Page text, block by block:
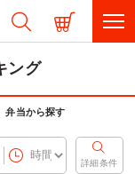
ング
弁当から探す
詳細条件